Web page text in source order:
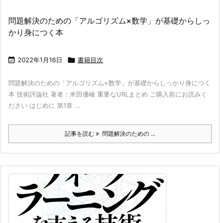
問題解決のための「アルゴリズム×数学」が基礎からしっ
かり身につく本
 2022年1月16日  書籍目次
問題解決のための「アルゴリズム×数学」が基礎からしっかり身につく
本 技術評論社 著者：米田優峻 重要なURLまとめ ご購入前にお読みく
ださい はじめに 第1章 ...
記事を読む 問題解決のための ...